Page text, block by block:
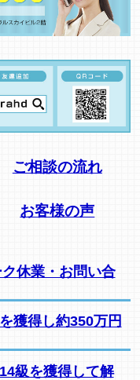
ご相談の流れ
お客様の声
休業・お問い合
獲得し約350万円
級を獲得して解